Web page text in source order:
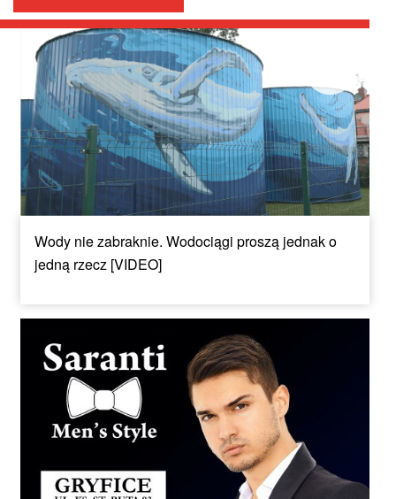
Wody nie zabraknie. Wodociągi proszą jednak o
jedną rzecz [VIDEO]